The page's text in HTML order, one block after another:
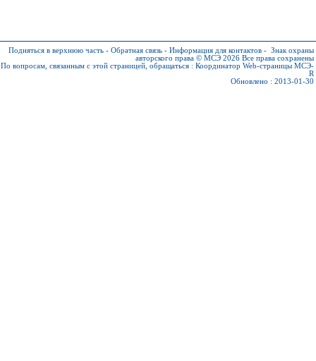
Подняться в верхнюю часть - Обратная связь - Информация для контактов - Знак охраны
авторского права © МСЭ 2026 Все права сохранены
По вопросам, связанным с этой страницей, обращаться : Координатор Web-страницы МСЭ-
R
Обновлено : 2013-01-30